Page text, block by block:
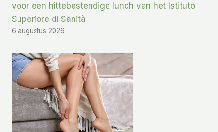
voor een hittebestendige lunch van het Istituto
Superiore di Sanità
6 augustus 2026